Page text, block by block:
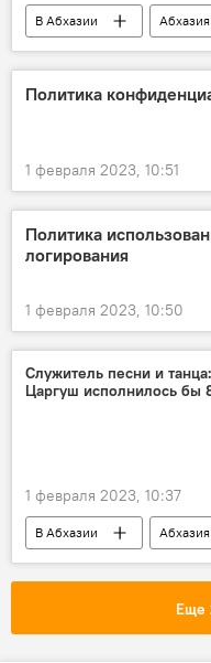
В Абхазии Абхазия
Минздрав Абхазии
Политика
1 февраля 2023, 10:51
Политика
логирования
1 февраля 2023, 10:50
Служитель песни и
Царгуш исполнилось бы
1 февраля 2023, 10:37
В Абхазии Абхазия
музыка
Еще